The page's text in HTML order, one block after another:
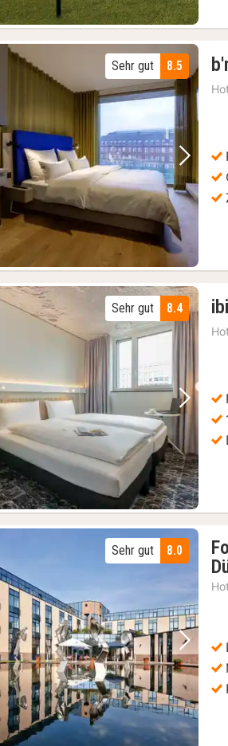
Vorheriges Bild
8.5
Sehr gut
Vorheriges Bild
8.4
Sehr gut
Vorheriges Bild
8.0
Sehr gut